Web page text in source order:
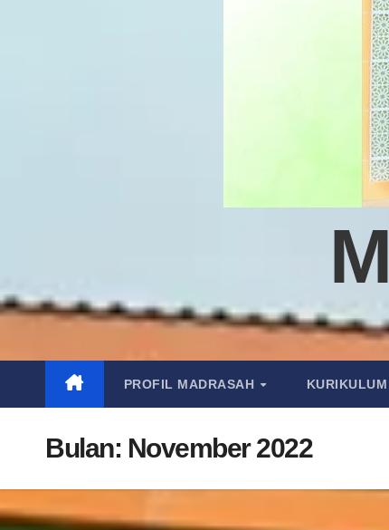
PROFIL MADRASAH KURIKULUM
Bulan: November 2022